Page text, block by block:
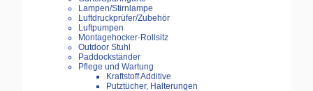
Lampen/Stirnlampe
Luftdruckprüfer/Zubehör
Luftpumpen
Montagehocker-Rollsitz
Outdoor Stuhl
Paddockständer
Pflege und Wartung
Kraftstoff Additive
Putztücher, Halterungen